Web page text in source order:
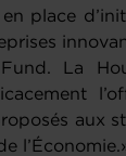
place
La
aux